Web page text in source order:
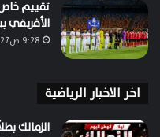
تقييم
الأفريقي
9:28 ص27 سبتمبر، 2024
اخر الاخبار الرياضية
الزمالك